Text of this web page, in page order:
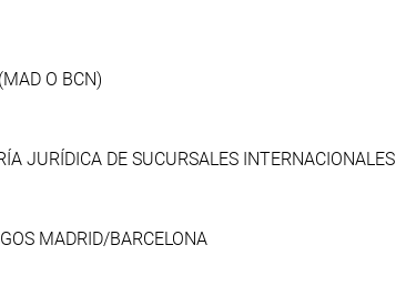
O BCN)
JURÍDICA DE SUCURSALES INTERNACIONALES
MADRID/BARCELONA